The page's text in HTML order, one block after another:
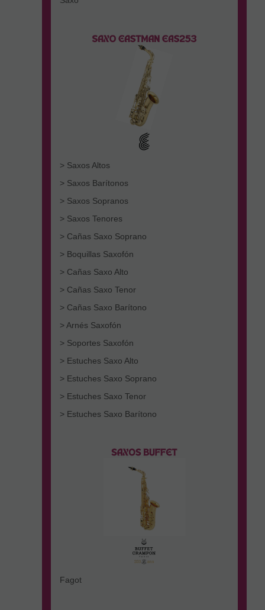
> Saxos Altos
> Saxos Barítonos
> Saxos Sopranos
> Saxos Tenores
> Cañas Saxo Soprano
> Boquillas Saxofón
> Cañas Saxo Alto
> Cañas Saxo Tenor
> Cañas Saxo Barítono
> Arnés Saxofón
> Soportes Saxofón
> Estuches Saxo Alto
> Estuches Saxo Soprano
> Estuches Saxo Tenor
> Estuches Saxo Barítono
Fagot